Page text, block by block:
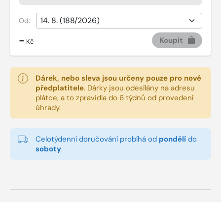
Od:
- Kč Koupit
Dárek, nebo sleva jsou určeny pouze pro nové
předplatitele. Dárky jsou odesílány na adresu
plátce, a to zpravidla do 6 týdnů od provedení
úhrady.
Celotýdenní doručování probíhá od pondělí do
soboty.